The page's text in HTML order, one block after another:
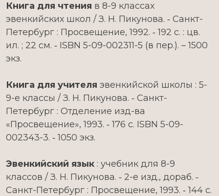
Книга для чтения в 8-9 классах
эвенкийских школ / З. Н. Пикунова. ‑ Санкт-
Петербург : Просвещение, 1992. ‑ 192 c. : цв.
ил. ; 22 см. ‑ ISBN 5-09-002311-5 (в пер.). – 1500
экз.
Книга для учителя эвенкийской школы : 5-
9-е классы / З. Н. Пикунова. ‑ Санкт-
Петербург : Отделение изд-ва
«Просвещение», 1993. ‑ 176 с. ISBN 5-09-
002343-3. ‑ 1050 экз.
Эвенкийский язык : учебник для 8-9
классов / З. Н. Пикунова. ‑ 2-е изд., дораб. ‑
Санкт-Петербург : Просвещение, 1993. ‑ 144 с.